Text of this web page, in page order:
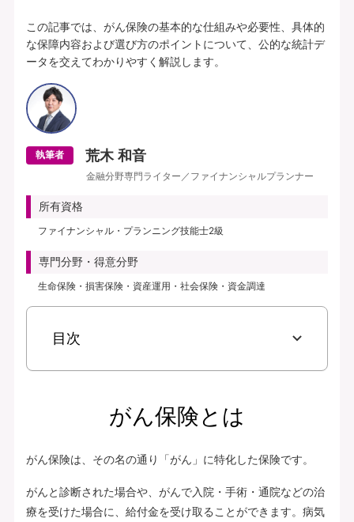
【特定３疾病Bプラン(25)】特定３疾病保障型(Ⅰ型) | 基本給付金額：50万円 |
初回上乗せ基本給付金額：0円 | 特定３疾病保険料払込免除特約(25)(Ⅰ型) ：付
加 | 保険期間：終身 | 保険料払込期間：終身 | 募集文書番号：HP-M353-772-
26019317(2025.12.16)
無料で相談予約
この記事では、がん保険の基本的な仕組みや必要性、具体的
な保障内容および選び方のポイントについて、公的な統計デ
ータを交えてわかりやすく解説します。
執筆者 荒木 和音
金融分野専門ライター／ファイナンシャルプランナー
所有資格
ファイナンシャル・プランニング技能士2級
専門分野・得意分野
生命保険・損害保険・資産運用・社会保険・資金調達
目次
がん保険とは
がん保険は、その名の通り「がん」に特化した保険です。
がんと診断された場合や、がんで入院・手術・通院などの治
療を受けた場合に、給付金を受け取ることができます。病気